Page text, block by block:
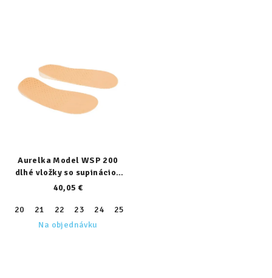
Aurelka Model WSP 200
dlhé vložky so supináciou
päty
40,05 €
20 21 22 23 24 25
Na objednávku